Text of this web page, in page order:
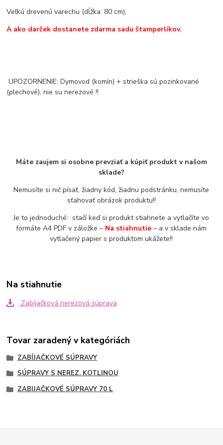
Veľkú drevenú varechu (dĺžka: 80 cm),
A ako darček dostanete zdarma sadu štamperlíkov.
UPOZORNENIE: Dymovod (komín) + strieška sú pozinkované
(plechové), nie su nerezové !!
Máte zaujem si osobne prevziať a kúpiť produkt v našom
sklade?
Nemusíte si nič písať, žiadny kód, žiadnu podstránku, nemusíte
sťahovať obrázok produktu!!
Je to jednoduché: stačí keď si produkt stiahnete a vytlačíte vo
formáte A4 PDF v záložke – Na stiahnutie – a v sklade nám
vytlačený papier s produktom ukážete!!
Na stiahnutie
Zabíjačková nerezová súprava
Tovar zaradený v kategóriách
ZABÍJAČKOVÉ SÚPRAVY
SÚPRAVY S NEREZ. KOTLINOU
ZABIJAČKOVÉ SÚPRAVY 70 L